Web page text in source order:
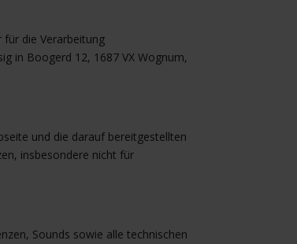
die Verarbeitung
in Boogerd 12, 1687 VX Wognum,
und die darauf bereitgestellten
insbesondere nicht für
Sounds sowie alle technischen